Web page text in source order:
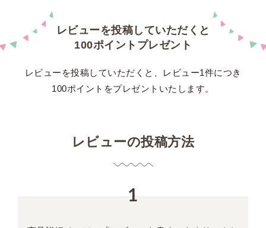
レビューを投稿していただくと
100ポイントプレゼント
レビューを投稿していただくと、レビュー1件につき
100ポイントをプレゼントいたします。
レビューの投稿方法